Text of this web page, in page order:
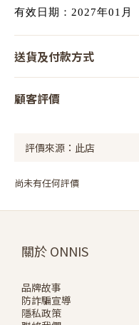
有效日期：2027年01月
送貨及付款方式
顧客評價
尚未有任何評價
關於 ONNIS
品牌故事
防詐騙宣導
隱私政策